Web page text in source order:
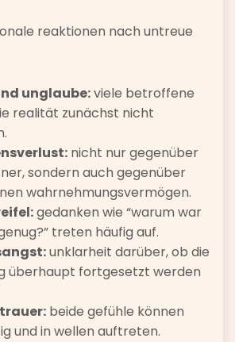
reaktionen nach untreue
unglaube:viele betroffene
realität zunächst nicht
nicht nur gegenüber
sondern auch gegenüber
wahrnehmungsvermögen.
gedanken wie “warum war
treten häufig auf.
unklarheit darüber, ob die
überhaupt fortgesetzt werden
beide gefühle können
und in wellen auftreten.